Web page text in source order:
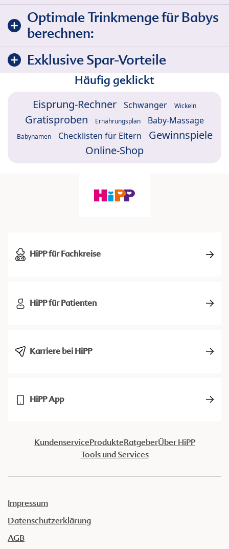
Optimale Trinkmenge für Babys
berechnen:
Exklusive Spar-Vorteile
Häufig geklickt
Eisprung-Rechner Schwanger Wickeln
Gratisproben Ernährungsplan Baby-Massage
Babynamen Checklisten für Eltern
Gewinnspiele
Online-Shop
HiPP für Fachkreise
HiPP für Patienten
Karriere bei HiPP
HiPP App
KundenserviceProdukteRatgeberÜber HiPP
Tools und Services
Impressum
Datenschutzerklärung
AGB